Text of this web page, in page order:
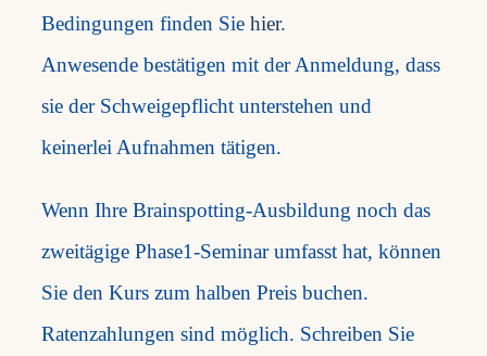
Bedingungen finden Sie hier.
Anwesende bestätigen mit der Anmeldung, dass
sie der Schweigepflicht unterstehen und
keinerlei Aufnahmen tätigen.
Wenn Ihre Brainspotting-Ausbildung noch das
zweitägige Phase1-Seminar umfasst hat, können
Sie den Kurs zum halben Preis buchen.
Ratenzahlungen sind möglich. Schreiben Sie